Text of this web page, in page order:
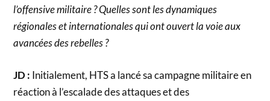
l’offensive militaire ? Quelles sont les dynamiques
régionales et internationales qui ont ouvert la voie aux
avancées des rebelles ?
JD : Initialement, HTS a lancé sa campagne militaire en
réaction à l’escalade des attaques et des